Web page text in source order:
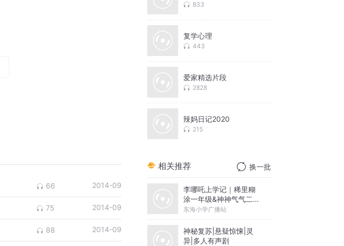
66 2014-09
75 2014-09
88 2014-09
833
复学心理
443
爱家精选片段
2828
辣妈日记2020
215
相关推荐 换一批
李哪吒上学记｜稀里糊
涂一年级&神神气气二年
级
东海小学广播站
神秘复苏|悬疑惊悚|灵
异|多人有声剧